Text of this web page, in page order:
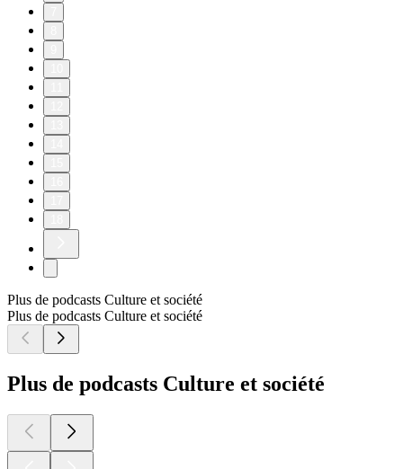
Plus de podcasts Culture et société
Plus de podcasts Culture et société
Plus de podcasts Culture et société